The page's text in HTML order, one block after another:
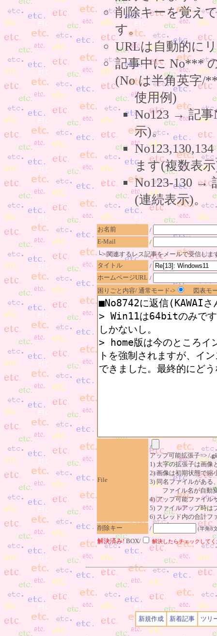
削除キーを覚え
す。
URLは自動的に
記事中に No***
(No は半角英字/
使用例)
No123 → 記事
示)。
ます(複数表
No123-130 →
(連続表示)。
お名前
/
E-Mail
/
└> 関連するレス記事をメールで受信しま
タイトル
/
ホームページURL /
困りごと内容/ 通常モード->
図表モ
File
/
アップ可能拡張子=> /
1) 太字の拡張子は画像
2) 画像は初期状態で縮
3) 同名ファイルがある
ファイル名が自動
4) アップ可能ファイル
5) ファイルアップ時は
6) スレッド内の合計
削除キー
/ (半角8
解決済み!BOX/ 解決したらチェックして
新規作成 新着記事 ツリ